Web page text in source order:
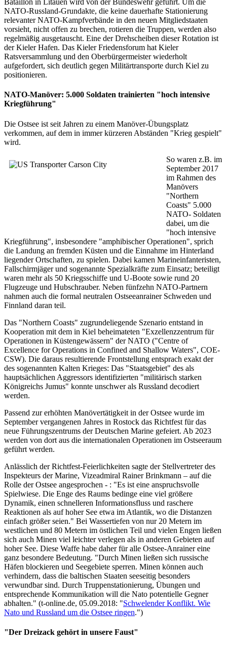
Bataillon in Litauen wird von der Bundeswehr geführt. Um die
NATO-Russland-Grundakte, die keine dauerhafte Stationierung
relevanter NATO-Kampfverbände in den neuen Mitgliedstaaten
vorsieht, nicht offen zu brechen, rotieren die Truppen, werden also
regelmäßig ausgetauscht. Eine der Drehscheiben dieser Rotation ist
der Kieler Hafen. Das Kieler Friedensforum hat Kieler
Ratsversammlung und den Oberbürgermeister wiederholt
aufgefordert, sich deutlich gegen Militärtransporte durch Kiel zu
positionieren.
NATO-Manöver: 5.000 Soldaten trainierten "hoch intensive
Kriegführung"
Die Ostsee ist seit Jahren zu einem Manöver-Übungsplatz
verkommen, auf dem in immer kürzeren Abständen "Krieg gespielt"
wird.
So waren z.B. im
September 2017
im Rahmen des
Manövers
"Northern
Coasts" 5.000
NATO- Soldaten
dabei, um die
"hoch intensive
Kriegführung", insbesondere "amphibischer Operationen", sprich
die Landung an fremden Küsten und die Einnahme im Hinterland
liegender Ortschaften, zu spielen. Dabei kamen Marineinfanteristen,
Fallschirmjäger und sogenannte Spezialkräfte zum Einsatz; beteiligt
waren mehr als 50 Kriegsschiffe und U-Boote sowie rund 20
Flugzeuge und Hubschrauber. Neben fünfzehn NATO-Partnern
nahmen auch die formal neutralen Ostseeanrainer Schweden und
Finnland daran teil.
Das "Northern Coasts" zugrundeliegende Szenario entstand in
Kooperation mit dem in Kiel beheimateten "Exzellenzzentrum für
Operationen in Küstengewässern" der NATO ("Centre of
Excellence for Operations in Confined and Shallow Waters", COE-
CSW). Die daraus resultierende Frontstellung entsprach exakt der
des sogenannten Kalten Krieges: Das "Staatsgebiet" des als
hauptsächlichen Aggressors identifizierten "militärisch starken
Königreichs Jumus" konnte unschwer als Russland decodiert
werden.
Passend zur erhöhten Manövertätigkeit in der Ostsee wurde im
September vergangenen Jahres in Rostock das Richtfest für das
neue Führungszentrums der Deutschen Marine gefeiert. Ab 2023
werden von dort aus die internationalen Operationen im Ostseeraum
geführt werden.
Anlässlich der Richtfest-Feierlichkeiten sagte der Stellvertreter des
Inspekteurs der Marine, Vizeadmiral Rainer Brinkmann – auf die
Rolle der Ostsee angesprochen - : "Es ist eine anspruchsvolle
Spielwiese. Die Enge des Raums bedinge eine viel größere
Dynamik, einen schnelleren Informationsfluss und raschere
Reaktionen als auf hoher See etwa im Atlantik, wo die Distanzen
einfach größer seien." Bei Wassertiefen von nur 20 Metern im
westlichen und 80 Metern im östlichen Teil und vielen Engen ließen
sich auch Minen viel leichter verlegen als in anderen Gebieten auf
hoher See. Diese Waffe habe daher für alle Ostsee-Anrainer eine
ganz besondere Bedeutung. "Durch Minen ließen sich russische
Häfen blockieren und Seegebiete sperren. Minen können auch
verhindern, dass die baltischen Staaten seeseitig besonders
verwundbar sind. Durch Truppenstationierung, Übungen und
entsprechende Kommunikation will die Nato potentielle Gegner
abhalten." (t-online.de, 05.09.2018: "Schwelender Konflikt. Wie
Nato und Russland um die Ostsee ringen.")
"Der Dreizack gehört in unsere Faust"